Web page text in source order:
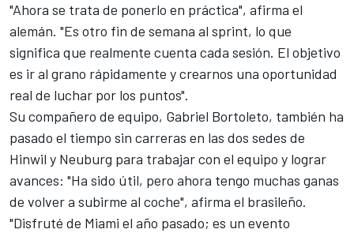
"Ahora se trata de ponerlo en práctica", afirma el
alemán. "Es otro fin de semana al sprint, lo que
significa que realmente cuenta cada sesión. El objetivo
es ir al grano rápidamente y crearnos una oportunidad
real de luchar por los puntos".
Su compañero de equipo, Gabriel Bortoleto, también ha
pasado el tiempo sin carreras en las dos sedes de
Hinwil y Neuburg para trabajar con el equipo y lograr
avances: "Ha sido útil, pero ahora tengo muchas ganas
de volver a subirme al coche", afirma el brasileño.
"Disfruté de Miami el año pasado; es un evento